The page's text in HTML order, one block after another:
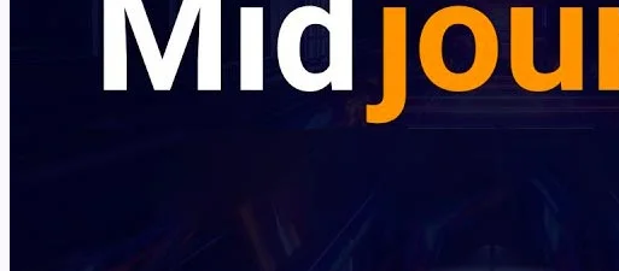
Jupyter Notebook教程
NumPy教程
Matplotlib教程